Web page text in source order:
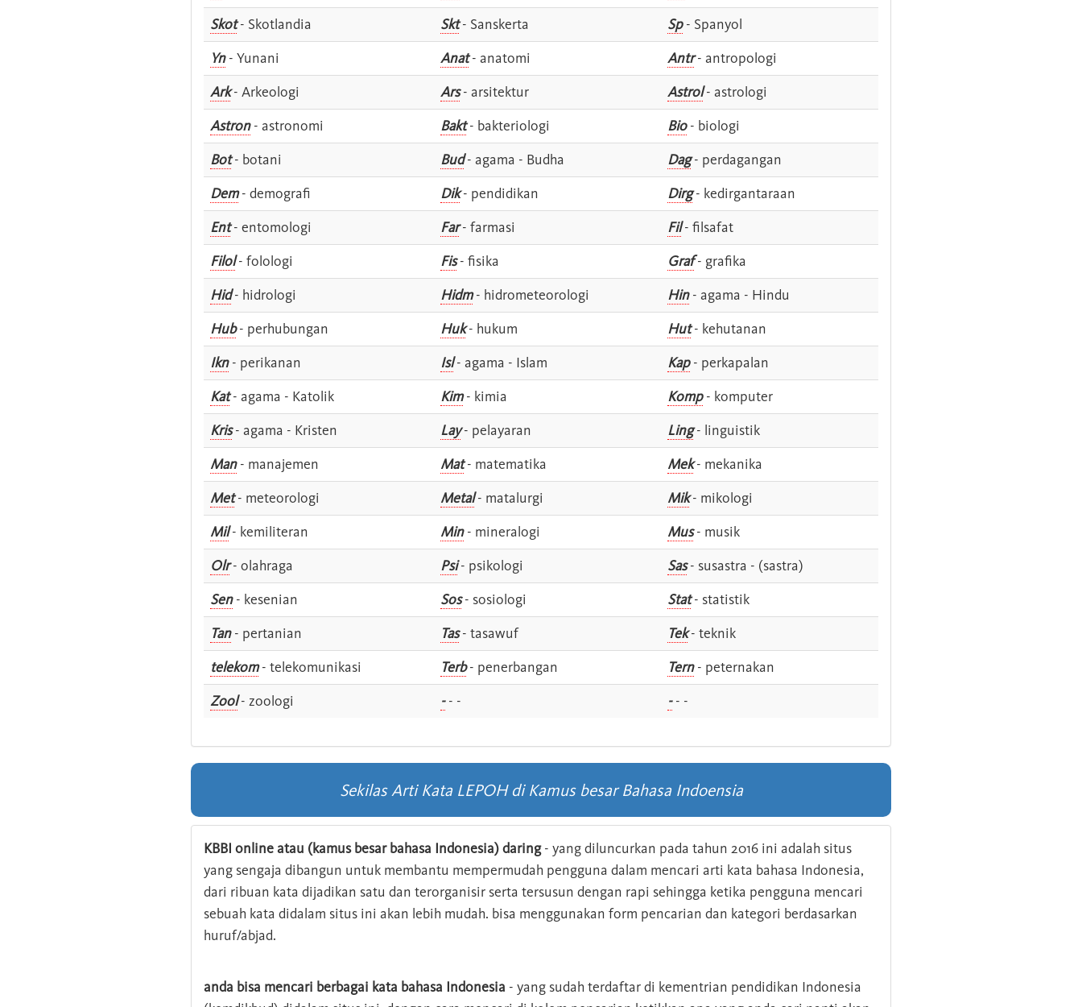
Skot- Skotlandia Skt- Sanskerta Sp- Spanyol
Yn- Yunani Anat- anatomi Antr- antropologi
Ark- Arkeologi Ars- arsitektur Astrol- astrologi
Astron- astronomi Bakt- bakteriologi Bio- biologi
Bot- botani Bud- agama - Budha Dag- perdagangan
Dem- demografi Dik- pendidikan Dirg- kedirgantaraan
Ent- entomologi Far- farmasi Fil- filsafat
Filol- folologi Fis- fisika Graf- grafika
Hid- hidrologi Hidm- hidrometeorologi Hin- agama - Hindu
Hub- perhubungan Huk- hukum Hut- kehutanan
Ikn- perikanan Isl- agama - Islam Kap- perkapalan
Kat- agama - Katolik Kim- kimia Komp- komputer
Kris- agama - Kristen Lay- pelayaran Ling- linguistik
Man- manajemen Mat- matematika Mek- mekanika
Met- meteorologi Metal- matalurgi Mik- mikologi
Mil- kemiliteran Min- mineralogi Mus- musik
Olr- olahraga Psi- psikologi Sas- susastra - (sastra)
Sen- kesenian Sos- sosiologi Stat- statistik
Tan- pertanian Tas- tasawuf Tek- teknik
telekom- telekomunikasi Terb- penerbangan Tern- peternakan
Zool- zoologi -- - -- -
Sekilas Arti Kata LEPOH di Kamus besar Bahasa Indoensia
KBBI online atau (kamus besar bahasa Indonesia) daring- yang diluncurkan pada tahun 2016 ini adalah situs
yang sengaja dibangun untuk membantu mempermudah pengguna dalam mencari arti kata bahasa Indonesia,
dari ribuan kata dijadikan satu dan terorganisir serta tersusun dengan rapi sehingga ketika pengguna mencari
sebuah kata didalam situs ini akan lebih mudah. bisa menggunakan form pencarian dan kategori berdasarkan
huruf/abjad.
anda bisa mencari berbagai kata bahasa Indonesia - yang sudah terdaftar di kementrian pendidikan Indonesia